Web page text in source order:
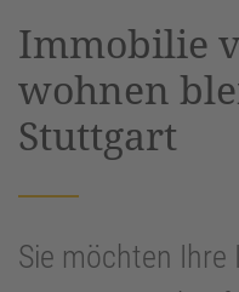
Immobilie
wohnen
Stuttgart
Sie möchten Ihre